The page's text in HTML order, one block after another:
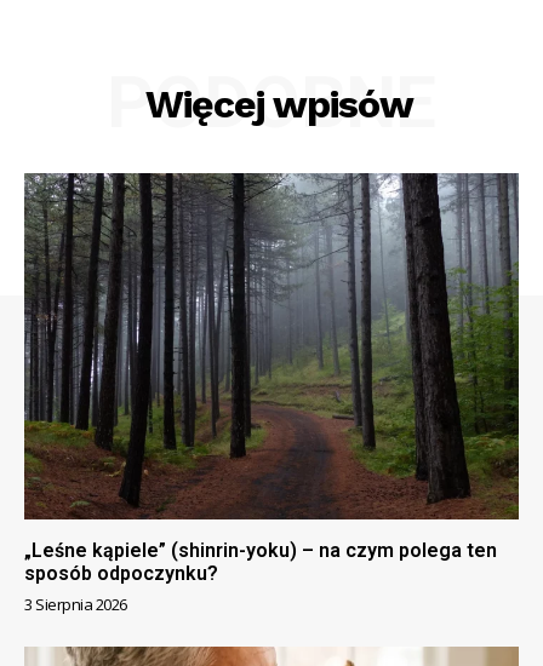
Więcej wpisów
PODOBNE
„Leśne kąpiele” (shinrin-yoku) – na czym polega ten
sposób odpoczynku?
3 Sierpnia 2026